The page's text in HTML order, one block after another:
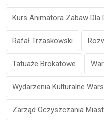
Kurs Animatora Zabaw Dla
Rafał Trzaskowski
Tatuaże Brokatowe
Wydarzenia Kulturalne
Zarząd Oczyszczania